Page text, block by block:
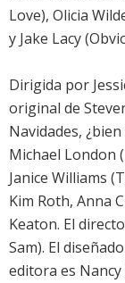
Love), Olicia
y Jake Lacy
Dirigida por
original de
Navidades,
Michael London
Janice Williams
Kim Roth, Anna
Keaton. El
Sam). El
editora es Nancy